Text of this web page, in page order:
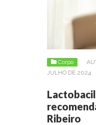
Corpo
JULHO DE 2024
Ribeiro